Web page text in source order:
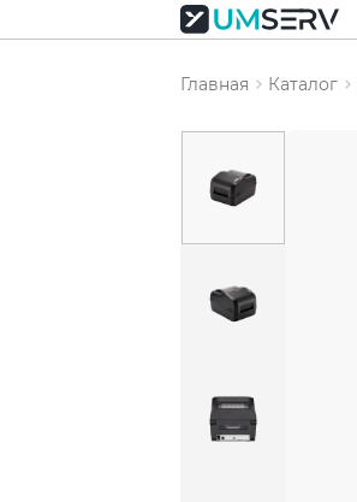
Главная Каталог